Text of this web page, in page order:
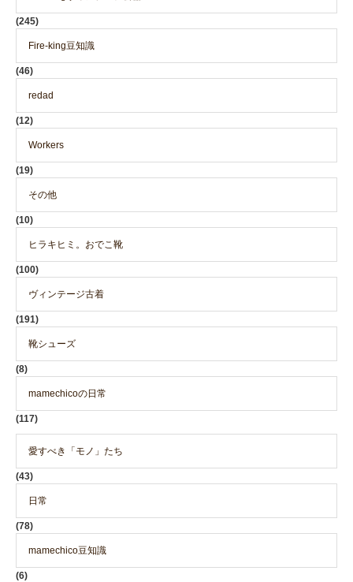
(245)
Fire-king豆知識
(46)
redad
(12)
Workers
(19)
その他
(10)
ヒラキヒミ。おでこ靴
(100)
ヴィンテージ古着
(191)
靴シューズ
(8)
mamechicoの日常
(117)
愛すべき「モノ」たち
(43)
日常
(78)
mamechico豆知識
(6)